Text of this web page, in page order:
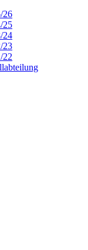
26
25
24
23
22